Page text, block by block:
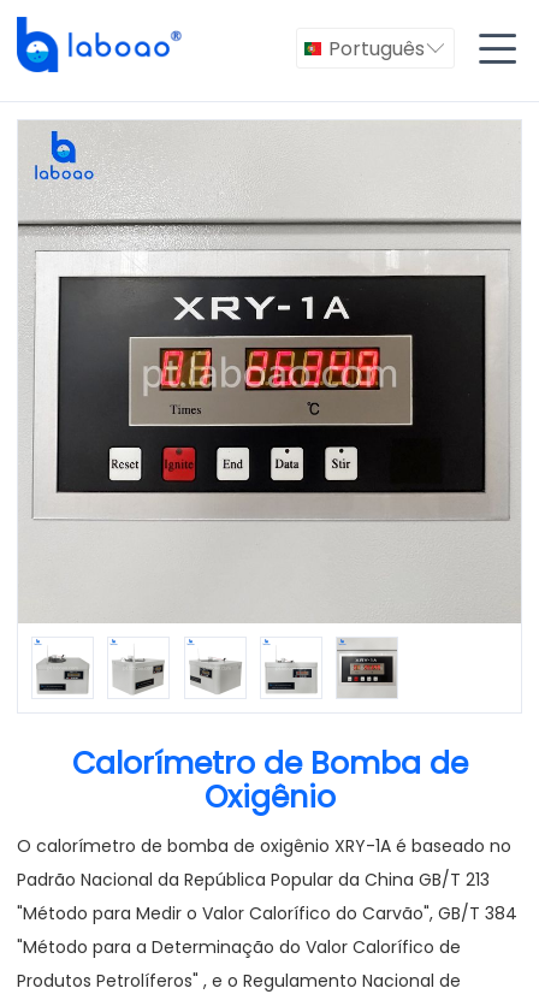
Português 
Calorímetro de Bomba de
Oxigênio
O calorímetro de bomba de oxigênio XRY-1A é baseado no
Padrão Nacional da República Popular da China GB/T 213
"Método para Medir o Valor Calorífico do Carvão", GB/T 384
"Método para a Determinação do Valor Calorífico de
Produtos Petrolíferos" , e o Regulamento Nacional de